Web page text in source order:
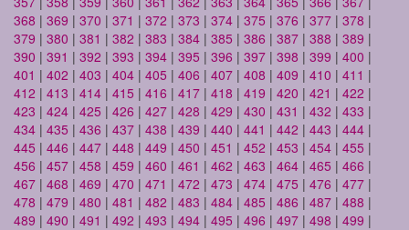
368 | 369 | 370 | 371 | 372 | 373 | 374 | 375 | 376 | 377 | 378 |
379 | 380 | 381 | 382 | 383 | 384 | 385 | 386 | 387 | 388 | 389 |
390 | 391 | 392 | 393 | 394 | 395 | 396 | 397 | 398 | 399 | 400 |
401 | 402 | 403 | 404 | 405 | 406 | 407 | 408 | 409 | 410 | 411 |
412 | 413 | 414 | 415 | 416 | 417 | 418 | 419 | 420 | 421 | 422 |
423 | 424 | 425 | 426 | 427 | 428 | 429 | 430 | 431 | 432 | 433 |
434 | 435 | 436 | 437 | 438 | 439 | 440 | 441 | 442 | 443 | 444 |
445 | 446 | 447 | 448 | 449 | 450 | 451 | 452 | 453 | 454 | 455 |
456 | 457 | 458 | 459 | 460 | 461 | 462 | 463 | 464 | 465 | 466 |
467 | 468 | 469 | 470 | 471 | 472 | 473 | 474 | 475 | 476 | 477 |
478 | 479 | 480 | 481 | 482 | 483 | 484 | 485 | 486 | 487 | 488 |
489 | 490 | 491 | 492 | 493 | 494 | 495 | 496 | 497 | 498 | 499 |